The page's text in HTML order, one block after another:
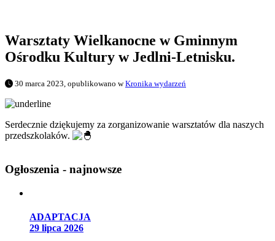
Warsztaty Wielkanocne w Gminnym
Ośrodku Kultury w Jedlni-Letnisku.
30 marca 2023, opublikowano wKronika wydarzeń
Serdecznie dziękujemy za zorganizowanie warsztatów dla naszych
przedszkolaków.
Ogłoszenia - najnowsze
ADAPTACJA
29 lipca 2026